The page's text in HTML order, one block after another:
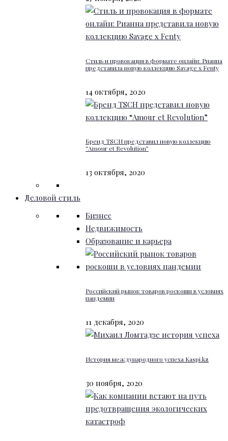
Стиль и провокация в формате онлайн: Рианна
представила новую коллекцию Savage x Fenty
14 октября, 2020
Бренд TSCH представил новую коллекцию
“Amour et Revolution”
13 октября, 2020
Деловой стиль
Бизнес
Недвижимость
Образование и карьера
Российский рынок товаров роскоши в условиях
пандемии
11 декабря, 2020
История международного успеха Kaspi.kz
30 ноября, 2020